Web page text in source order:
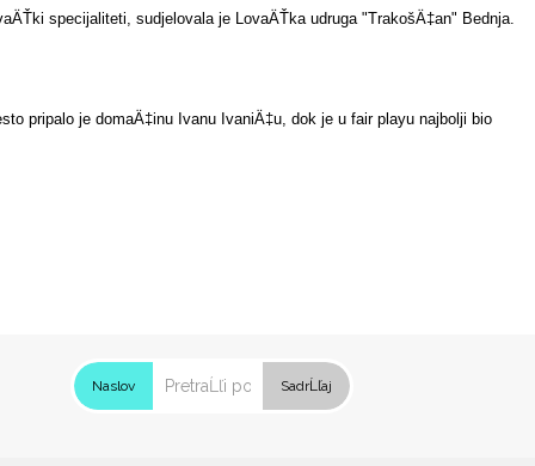
specijaliteti, sudjelovala je LovaÄŤka udruga "TrakošÄ‡an" Bednja.
pripalo je domaÄ‡inu Ivanu IvaniÄ‡u, dok je u fair playu najbolji bio
Naslov SadrĹľaj